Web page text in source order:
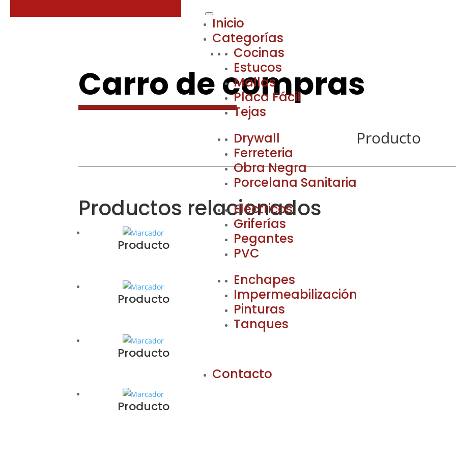
Inicio
Categorías
Cocinas
Estucos
Mallas
Placa Fácil
Tejas
Drywall
Ferreteria
Obra Negra
Porcelana Sanitaria
Eléctricos
Griferías
Pegantes
PVC
Enchapes
Impermeabilización
Pinturas
Tanques
Contacto
Carro de compras
Producto
Productos relacionados
Producto
Producto
Producto
Producto